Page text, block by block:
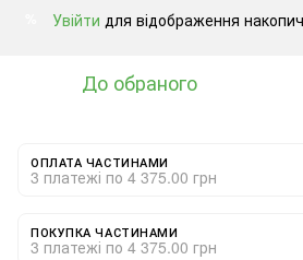
Увійти для відображення
До обраного
ОПЛАТА ЧАСТИНАМИ
3 платежі по 4 375.00 грн
ПОКУПКА ЧАСТИНАМИ
3 платежі по 4 375.00 грн